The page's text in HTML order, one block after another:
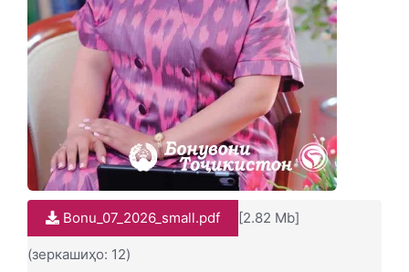
Bonu_07_2026_small.pdf [2.82 Mb]
(зеркашиҳо: 12)